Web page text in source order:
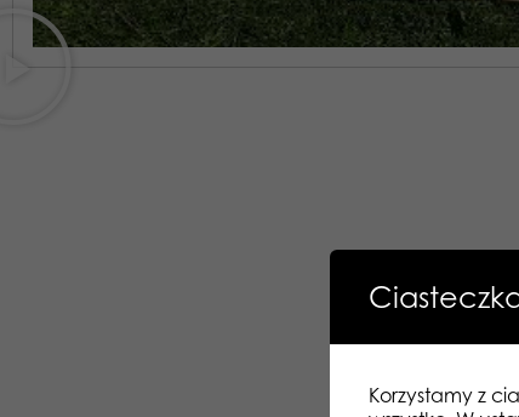
Korzystamy z